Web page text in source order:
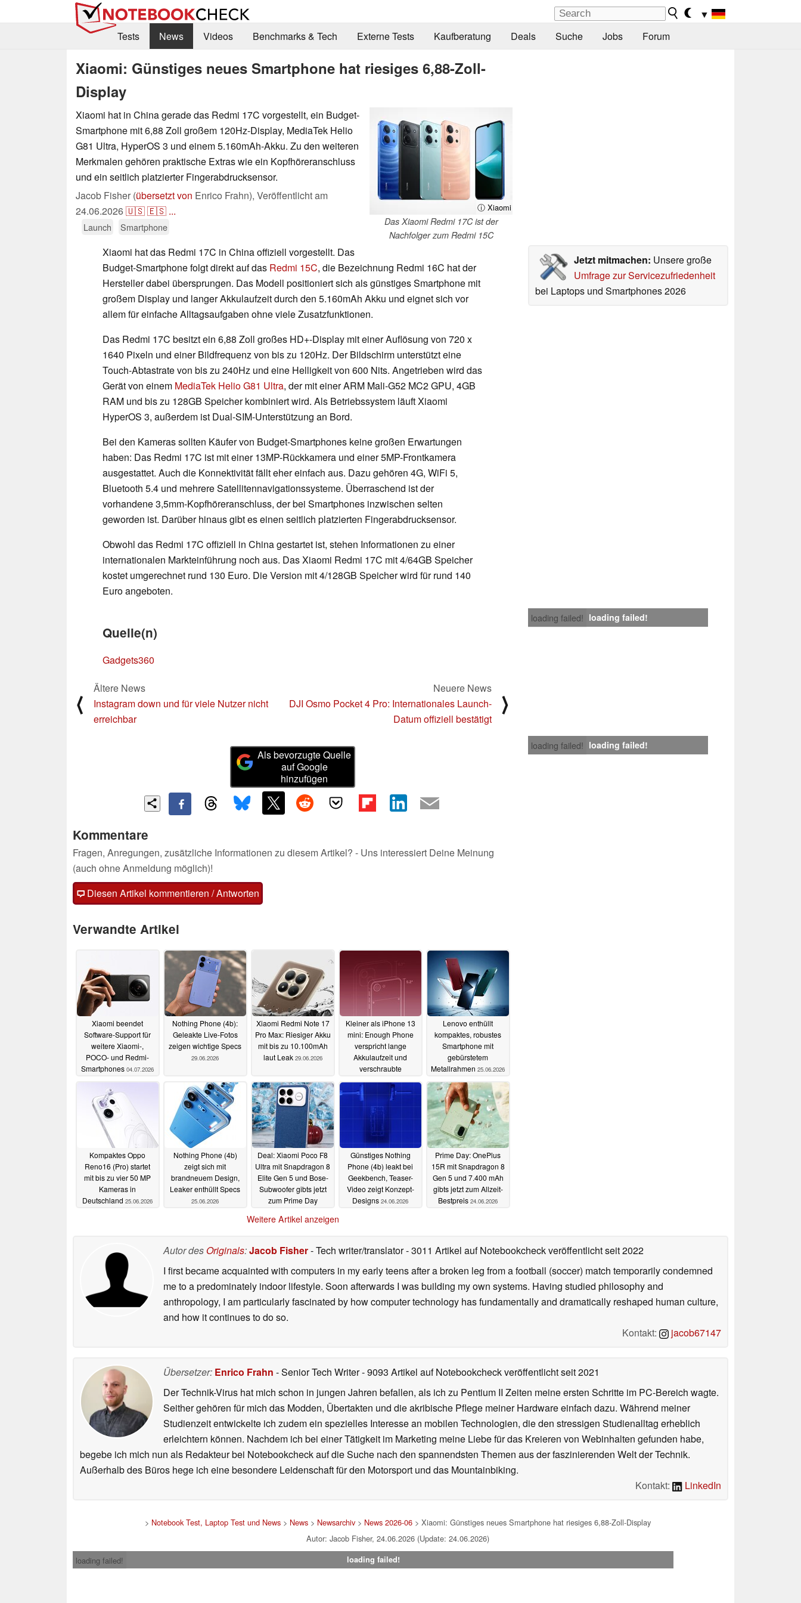
▼
Tests
News Videos Benchmarks & Tech Externe Tests Kaufberatung Deals Suche Jobs Forum
Xiaomi: Günstiges neues Smartphone hat riesiges 6,88-Zoll-
Display
ⓘ Xiaomi
Das Xiaomi Redmi 17C ist der
Nachfolger zum Redmi 15C
Xiaomi hat in China gerade das Redmi 17C vorgestellt, ein Budget-
Smartphone mit 6,88 Zoll großem 120Hz-Display, MediaTek Helio
G81 Ultra, HyperOS 3 und einem 5.160mAh-Akku. Zu den weiteren
Merkmalen gehören praktische Extras wie ein Kopfhöreranschluss
und ein seitlich platzierter Fingerabdrucksensor.
Jacob Fisher (übersetzt von Enrico Frahn), Veröffentlicht am
24.06.2026🇺🇸🇪🇸 ...
Launch Smartphone
Jetzt mitmachen: Unsere große
Umfrage zur Servicezufriedenheit
bei Laptops und Smartphones 2026
Xiaomi hat das Redmi 17C in China offiziell vorgestellt. Das
Budget-Smartphone folgt direkt auf das Redmi 15C, die Bezeichnung Redmi 16C hat der
Hersteller dabei übersprungen. Das Modell positioniert sich als günstiges Smartphone mit
großem Display und langer Akkulaufzeit durch den 5.160mAh Akku und eignet sich vor
allem für einfache Alltagsaufgaben ohne viele Zusatzfunktionen.
Das Redmi 17C besitzt ein 6,88 Zoll großes HD+-Display mit einer Auflösung von 720 x
1640 Pixeln und einer Bildfrequenz von bis zu 120Hz. Der Bildschirm unterstützt eine
Touch-Abtastrate von bis zu 240Hz und eine Helligkeit von 600 Nits. Angetrieben wird das
Gerät von einem MediaTek Helio G81 Ultra, der mit einer ARM Mali-G52 MC2 GPU, 4GB
RAM und bis zu 128GB Speicher kombiniert wird. Als Betriebssystem läuft Xiaomi
HyperOS 3, außerdem ist Dual-SIM-Unterstützung an Bord.
Bei den Kameras sollten Käufer von Budget-Smartphones keine großen Erwartungen
haben: Das Redmi 17C ist mit einer 13MP-Rückkamera und einer 5MP-Frontkamera
ausgestattet. Auch die Konnektivität fällt eher einfach aus. Dazu gehören 4G, WiFi 5,
Bluetooth 5.4 und mehrere Satellitennavigationssysteme. Überraschend ist der
vorhandene 3,5mm-Kopfhöreranschluss, der bei Smartphones inzwischen selten
geworden ist. Darüber hinaus gibt es einen seitlich platzierten Fingerabdrucksensor.
Obwohl das Redmi 17C offiziell in China gestartet ist, stehen Informationen zu einer
internationalen Markteinführung noch aus. Das Xiaomi Redmi 17C mit 4/64GB Speicher
kostet umgerechnet rund 130 Euro. Die Version mit 4/128GB Speicher wird für rund 140
Euro angeboten.
loading failed! loading failed!
Quelle(n)
Gadgets360
⟨
Ältere News
Instagram down und für viele Nutzer nicht
erreichbar
Neuere News
DJI Osmo Pocket 4 Pro: Internationales Launch-
Datum offiziell bestätigt
⟩
loading failed! loading failed!
Als bevorzugte Quelle
auf Google
hinzufügen
Kommentare
Fragen, Anregungen, zusätzliche Informationen zu diesem Artikel? - Uns interessiert Deine Meinung
(auch ohne Anmeldung möglich)!
Diesen Artikel kommentieren / Antworten
Verwandte Artikel
Xiaomi beendet
Software-Support für
weitere Xiaomi-,
POCO- und Redmi-
Smartphones 04.07.2026
Nothing Phone (4b):
Geleakte Live-Fotos
zeigen wichtige Specs
29.06.2026
Xiaomi Redmi Note 17
Pro Max: Riesiger Akku
mit bis zu 10.100mAh
laut Leak 29.06.2026
Kleiner als iPhone 13
mini: Enough Phone
verspricht lange
Akkulaufzeit und
verschraubte
Rückseite25.06.2026
Lenovo enthüllt
kompaktes, robustes
Smartphone mit
gebürstetem
Metallrahmen 25.06.2026
Kompaktes Oppo
Reno16 (Pro) startet
mit bis zu vier 50 MP
Kameras in
Deutschland 25.06.2026
Nothing Phone (4b)
zeigt sich mit
brandneuem Design,
Leaker enthüllt Specs
25.06.2026
Deal: Xiaomi Poco F8
Ultra mit Snapdragon 8
Elite Gen 5 und Bose-
Subwoofer gibts jetzt
zum Prime Day
Günstiges Nothing
Phone (4b) leakt bei
Geekbench, Teaser-
Video zeigt Konzept-
Designs 24.06.2026
Prime Day: OnePlus
15R mit Snapdragon 8
Gen 5 und 7.400 mAh
gibts jetzt zum Allzeit-
Bestpreis 24.06.2026
Weitere Artikel anzeigen
Autor des Originals:Jacob Fisher- Tech writer/translator- 3011 Artikel auf Notebookcheck veröffentlichtseit 2022
I first became acquainted with computers in my early teens after a broken leg from a football (soccer) match temporarily condemned
me to a predominately indoor lifestyle. Soon afterwards I was building my own systems. Having studied philosophy and
anthropology, I am particularly fascinated by how computer technology has fundamentally and dramatically reshaped human culture,
and how it continues to do so.
Kontakt:
jacob67147
Übersetzer: Enrico Frahn - Senior Tech Writer- 9093 Artikel auf Notebookcheck veröffentlichtseit 2021
Der Technik-Virus hat mich schon in jungen Jahren befallen, als ich zu Pentium II Zeiten meine ersten Schritte im PC-Bereich wagte.
Seither gehören für mich das Modden, Übertakten und die akribische Pflege meiner Hardware einfach dazu. Während meiner
Studienzeit entwickelte ich zudem ein spezielles Interesse an mobilen Technologien, die den stressigen Studienalltag erheblich
erleichtern können. Nachdem ich bei einer Tätigkeit im Marketing meine Liebe für das Kreieren von Webinhalten gefunden habe,
begebe ich mich nun als Redakteur bei Notebookcheck auf die Suche nach den spannendsten Themen aus der faszinierenden Welt der Technik.
Außerhalb des Büros hege ich eine besondere Leidenschaft für den Motorsport und das Mountainbiking.
Kontakt:
LinkedIn
> Notebook Test, Laptop Test und News> News> Newsarchiv> News 2026-06> Xiaomi: Günstiges neues Smartphone hat riesiges 6,88-Zoll-Display
Autor: Jacob Fisher, 24.06.2026 (Update: 24.06.2026)
loading failed!
loading failed!